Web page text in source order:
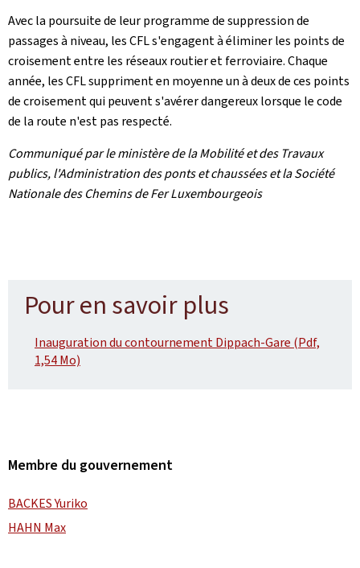
Avec la poursuite de leur programme de suppression de
passages à niveau, les CFL s'engagent à éliminer les points de
croisement entre les réseaux routier et ferroviaire. Chaque
année, les CFL suppriment en moyenne un à deux de ces points
de croisement qui peuvent s'avérer dangereux lorsque le code
de la route n'est pas respecté.
Communiqué par le ministère de la Mobilité et des Travaux
publics, l'Administration des ponts et chaussées et la Société
Nationale des Chemins de Fer Luxembourgeois
Pour en savoir plus
Inauguration du contournement Dippach-Gare (Pdf,
1,54 Mo)
Membre du gouvernement
BACKES Yuriko
HAHN Max